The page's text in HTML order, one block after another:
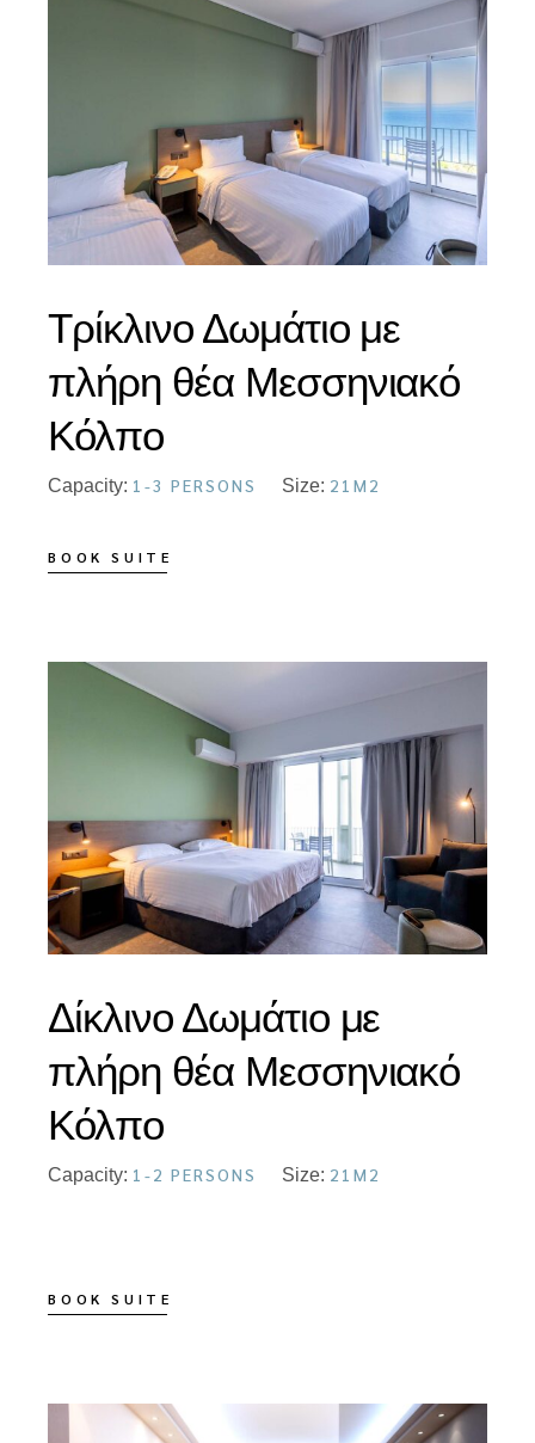
Τρίκλινο Δωμάτιο με
πλήρη θέα Μεσσηνιακό
Κόλπο
Capacity: 1-3 PERSONS Size: 21M2
BOOK SUITE
Δίκλινο Δωμάτιο με
πλήρη θέα Μεσσηνιακό
Κόλπο
Capacity: 1-2 PERSONS Size: 21M2
BOOK SUITE